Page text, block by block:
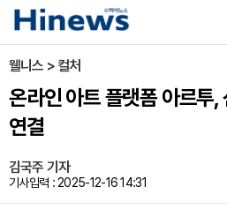
웰니스 > 컬처
온라인 아트 플랫폼 아르투,
연결
김국주 기자
기사입력 : 2025-12-16 14:31